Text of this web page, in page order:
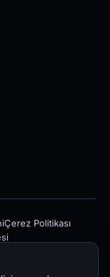
Çerez Politikası